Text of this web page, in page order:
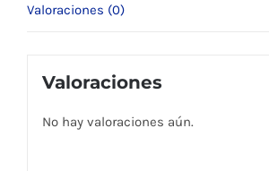
Valoraciones (0)
Valoraciones
No hay valoraciones aún.